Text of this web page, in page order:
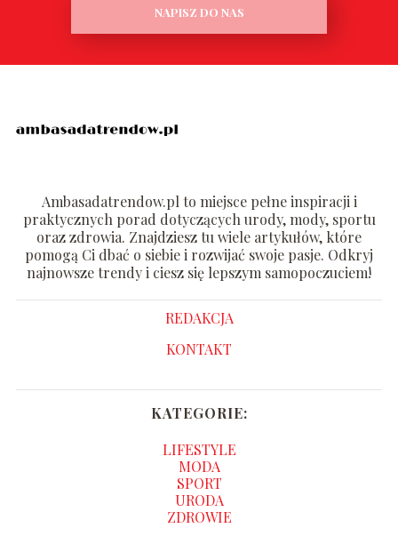
NAPISZ DO NAS
Ambasadatrendow.pl to miejsce pełne inspiracji i
praktycznych porad dotyczących urody, mody, sportu
oraz zdrowia. Znajdziesz tu wiele artykułów, które
pomogą Ci dbać o siebie i rozwijać swoje pasje. Odkryj
najnowsze trendy i ciesz się lepszym samopoczuciem!
REDAKCJA
KONTAKT
KATEGORIE:
LIFESTYLE
MODA
SPORT
URODA
ZDROWIE